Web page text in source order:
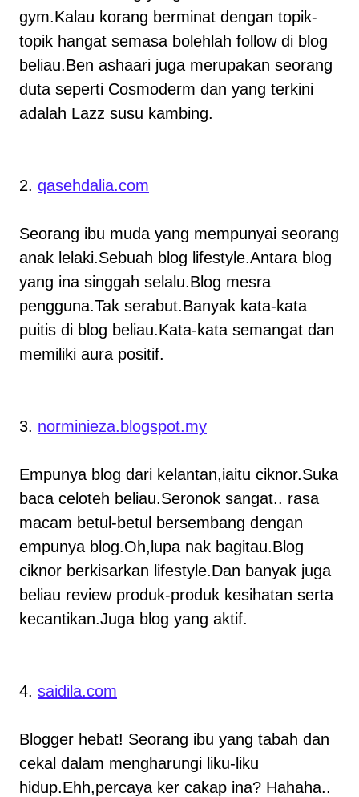
gym.Kalau korang berminat dengan topik-
topik hangat semasa bolehlah follow di blog
beliau.Ben ashaari juga merupakan seorang
duta seperti Cosmoderm dan yang terkini
adalah Lazz susu kambing.
2. qasehdalia.com
Seorang ibu muda yang mempunyai seorang
anak lelaki.Sebuah blog lifestyle.Antara blog
yang ina singgah selalu.Blog mesra
pengguna.Tak serabut.Banyak kata-kata
puitis di blog beliau.Kata-kata semangat dan
memiliki aura positif.
3. norminieza.blogspot.my
Empunya blog dari kelantan,iaitu ciknor.Suka
baca celoteh beliau.Seronok sangat.. rasa
macam betul-betul bersembang dengan
empunya blog.Oh,lupa nak bagitau.Blog
ciknor berkisarkan lifestyle.Dan banyak juga
beliau review produk-produk kesihatan serta
kecantikan.Juga blog yang aktif.
4. saidila.com
Blogger hebat! Seorang ibu yang tabah dan
cekal dalam mengharungi liku-liku
hidup.Ehh,percaya ker cakap ina? Hahaha..